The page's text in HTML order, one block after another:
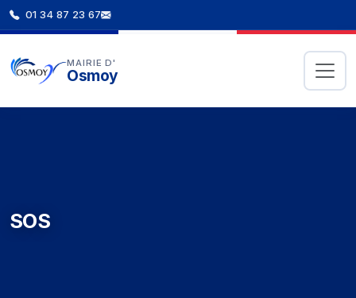
01 34 87 23 67
MAIRIE D'
Osmoy
SOS